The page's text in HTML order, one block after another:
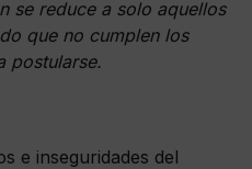
se reduce a solo aquellos
que no cumplen los
postularse.
e inseguridades del